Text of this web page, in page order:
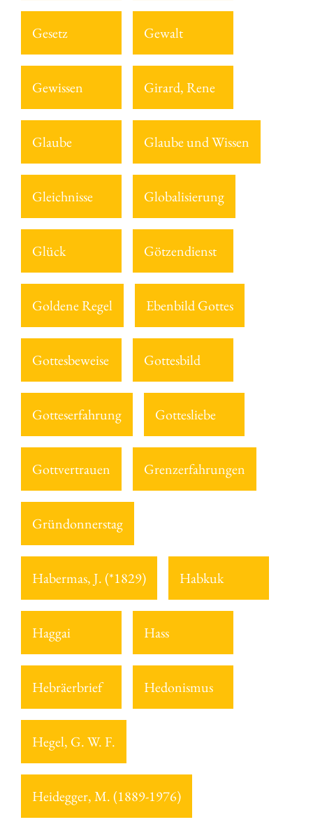
Gesetz Gewalt
Gewissen Girard, Rene
Glaube Glaube und Wissen
Gleichnisse Globalisierung
Glück Götzendienst
Goldene Regel Ebenbild Gottes
Gottesbeweise Gottesbild
Gotteserfahrung Gottesliebe
Gottvertrauen Grenzerfahrungen
Gründonnerstag
Habermas, J. (*1829) Habkuk
Haggai Hass
Hebräerbrief Hedonismus
Hegel, G. W. F.
Heidegger, M. (1889-1976)